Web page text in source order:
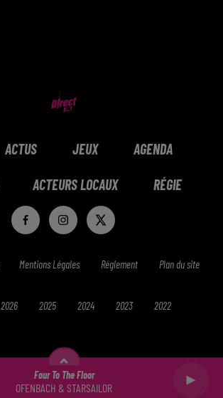
Four To The Floor
OFENBACH & STARSAILOR
ACTUS JEUX AGENDA
ACTEURS LOCAUX RÉGIE
Mentions Légales Réglement Plan du site
2026 2025 2024 2023 2022